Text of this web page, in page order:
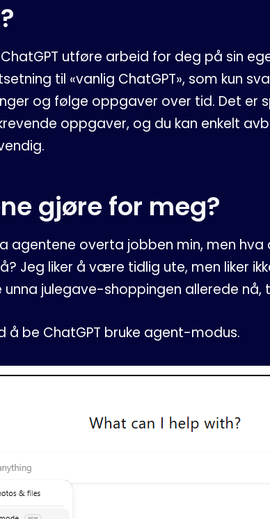
utføre arbeid for deg på sin
til «vanlig ChatGPT», som kun
og følge oppgaver over tid. Det er
oppgaver, og du kan enkelt
gjøre for meg?
agentene overta jobben min, men
Jeg liker å være tidlig ute, men liker
julegave-shoppingen allerede nå,
å be ChatGPT bruke agent-modus.